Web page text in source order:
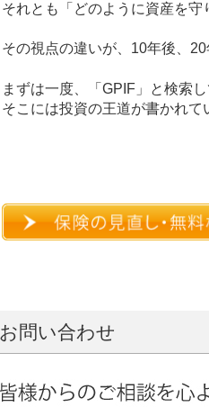
それとも「どのように資産を守
その視点の違いが、10年後、
まずは一度、「GPIF」と検索し
そこには投資の王道が書かれて
お問い合わせ